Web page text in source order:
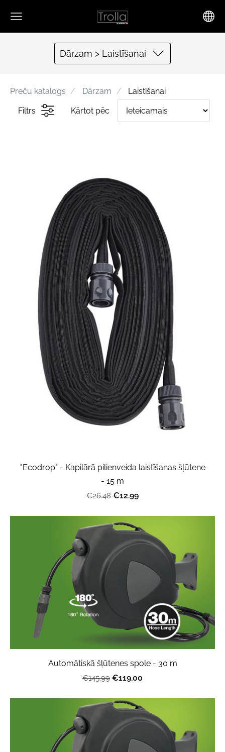
Dārzam > Laistīšanai
Preču katalogs Dārzam Laistīšanai
Filtrs Kārtot pēc
"Ecodrop" - Kapilārā pilienveida laistīšanas šļūtene
- 15 m
€26.48 €12.99
Automātiskā šļūtenes spole - 30 m
€145.99 €119.00